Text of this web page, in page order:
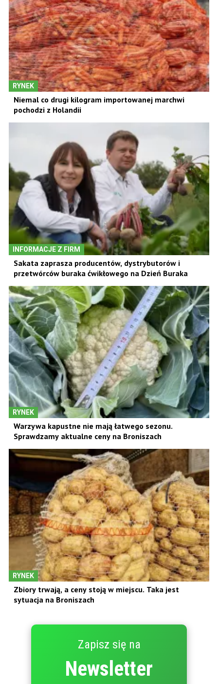
RYNEK
Niemal co drugi kilogram importowanej marchwi
pochodzi z Holandii
INFORMACJE Z FIRM
Sakata zaprasza producentów, dystrybutorów i
przetwórców buraka ćwikłowego na Dzień Buraka
RYNEK
Warzywa kapustne nie mają łatwego sezonu.
Sprawdzamy aktualne ceny na Broniszach
RYNEK
Zbiory trwają, a ceny stoją w miejscu. Taka jest
sytuacja na Broniszach
Zapisz się na
Newsletter